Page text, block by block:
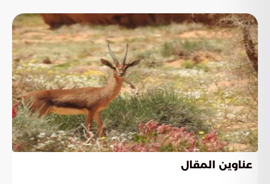
عناوين المقال